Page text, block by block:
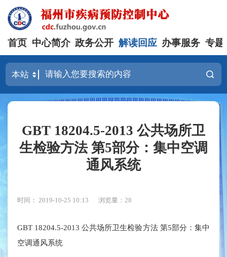
首页 中心简介 政务公开 解读回应 办事服务 专题
GBT 18204.5-2013 公共场所卫
生检验方法 第5部分：集中空调
通风系统
时间： 2019-10-25 10:13 浏览量：28
GBT 18204.5-2013 公共场所卫生检验方法 第5部分：集中
空调通风系统